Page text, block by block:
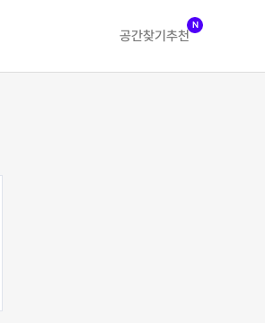
공간찾기 추천
N